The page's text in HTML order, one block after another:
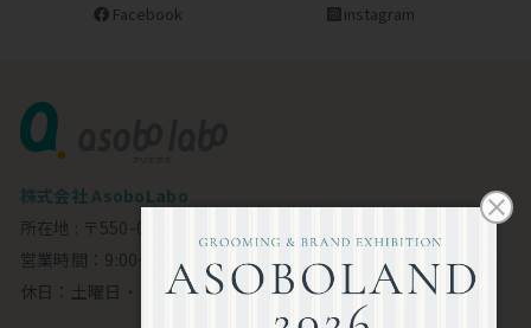
Facebook instagram
株式会社 AsoboLabo
所在地 : 〒550-0002 大阪市西区江戸堀1-23-11 6F
営業時間：9:00～18:00
休日：土曜日・日曜日・祝日